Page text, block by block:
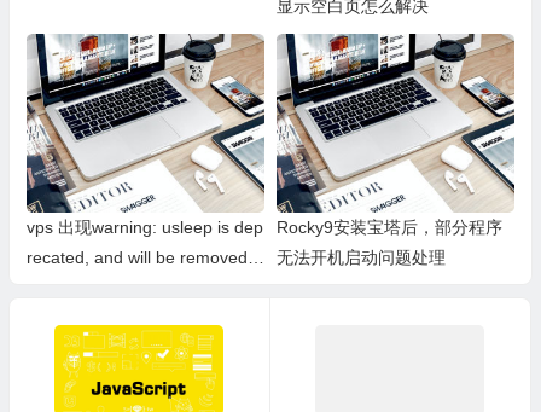
显示空白页怎么解决
vps 出现warning: usleep is dep
recated, and will be removed i
这个问题
Rocky9安装宝塔后，部分程序
无法开机启动问题处理